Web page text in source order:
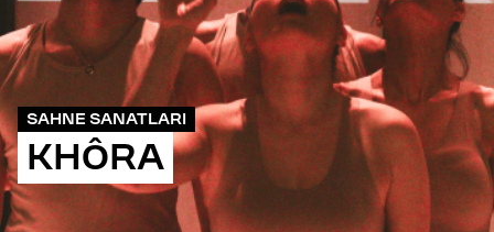
SAHNE SANATLARI
KHÔRA